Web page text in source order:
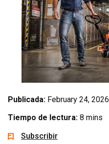
Publicada: February 24, 2026
Tiempo de lectura: 8 mins
Subscribir